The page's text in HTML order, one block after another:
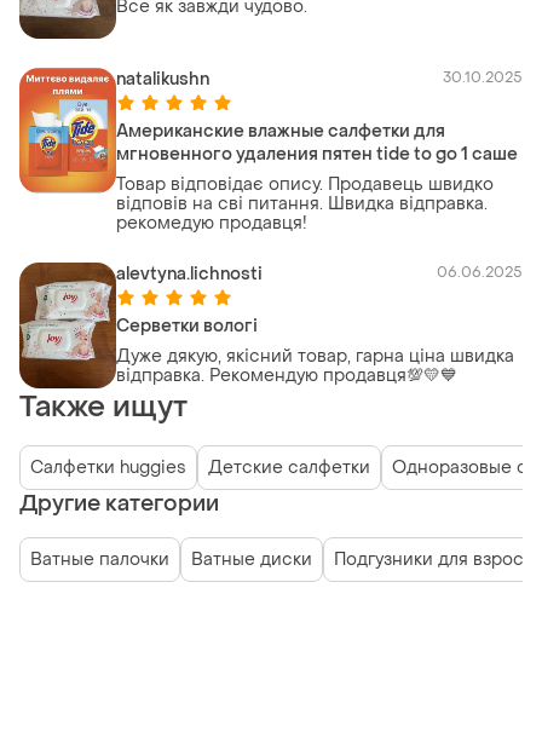
Все як завжди чудово.
natalikushn 30.10.2025
Американские влажные салфетки для
мгновенного удаления пятен tide to go 1 саше
Товар відповідає опису. Продавець швидко
відповів на сві питання. Швидка відправка.
рекомедую продавця!
alevtyna.lichnosti 06.06.2025
Серветки вологі
Дуже дякую, якісний товар, гарна ціна швидка
відправка. Рекомендую продавця💯💛💙
Также ищут
Салфетки huggies Детские салфетки Одноразовые
Другие категории
Ватные палочки Ватные диски Подгузники для